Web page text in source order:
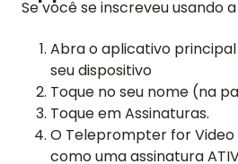
PÁGINA
Se você se inscreveu usando
Abra o aplicativo
seu dispositivo
Toque no seu nome (na
Toque em Assinaturas.
O Teleprompter for
como uma assinatura